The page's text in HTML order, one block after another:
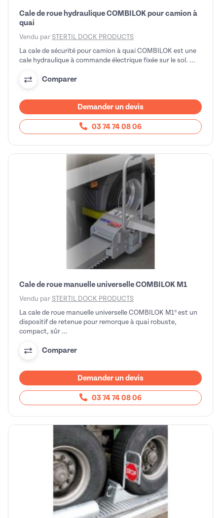
Cale de roue hydraulique COMBILOK pour camion à
quai
Vendu par STERTIL DOCK PRODUCTS
La cale de sécurité pour camion à quai COMBILOK est une
cale hydraulique à commande électrique fixée sur le sol. ...
Comparer
Demander un devis
03 74 74 08 06
Cale de roue manuelle universelle COMBILOK M1
Vendu par STERTIL DOCK PRODUCTS
La cale de roue manuelle universelle COMBILOK M1® est un
dispositif de retenue pour remorque à quai robuste,
compact, sûr ...
Comparer
Demander un devis
03 74 74 08 06